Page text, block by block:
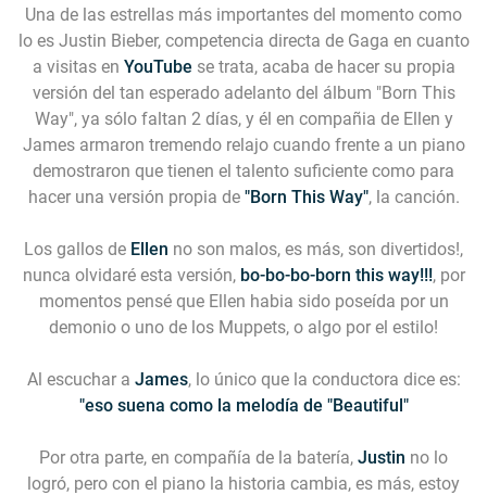
Una de las estrellas más importantes del momento como
lo es Justin Bieber, competencia directa de Gaga en cuanto
a visitas en YouTube se trata, acaba de hacer su propia
versión del tan esperado adelanto del álbum "Born This
Way", ya sólo faltan 2 días, y él en compañia de Ellen y
James armaron tremendo relajo cuando frente a un piano
demostraron que tienen el talento suficiente como para
hacer una versión propia de "Born This Way", la canción.
Los gallos de Ellen no son malos, es más, son divertidos!,
nunca olvidaré esta versión, bo-bo-bo-born this way!!!, por
momentos pensé que Ellen habia sido poseída por un
demonio o uno de los Muppets, o algo por el estilo!
Al escuchar a James, lo único que la conductora dice es:
"eso suena como la melodía de "Beautiful"
Por otra parte, en compañía de la batería, Justin no lo
logró, pero con el piano la historia cambia, es más, estoy